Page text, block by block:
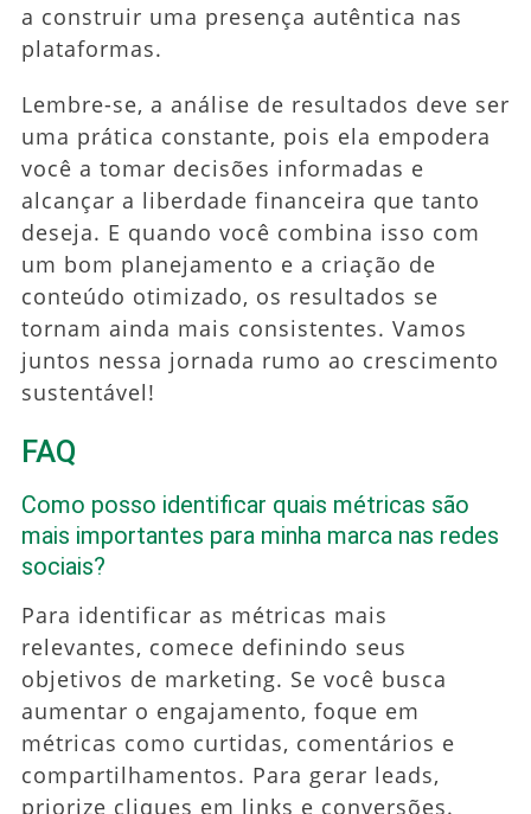
a construir uma presença autêntica nas
plataformas.
Lembre-se, a análise de resultados deve ser
uma prática constante, pois ela empodera
você a tomar decisões informadas e
alcançar a liberdade financeira que tanto
deseja. E quando você combina isso com
um bom planejamento e a criação de
conteúdo otimizado, os resultados se
tornam ainda mais consistentes. Vamos
juntos nessa jornada rumo ao crescimento
sustentável!
FAQ
Como posso identificar quais métricas são
mais importantes para minha marca nas redes
sociais?
Para identificar as métricas mais
relevantes, comece definindo seus
objetivos de marketing. Se você busca
aumentar o engajamento, foque em
métricas como curtidas, comentários e
compartilhamentos. Para gerar leads,
priorize cliques em links e conversões.